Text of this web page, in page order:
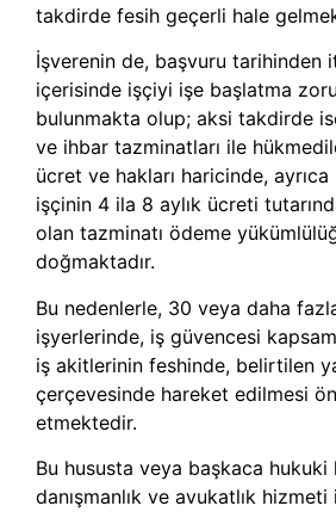
takdirde fesih geçerli hale
İşverenin de, başvuru tarihinden
içerisinde işçiyi işe başlatma
bulunmakta olup; aksi takdirde
ve ihbar tazminatları ile
ücret ve hakları haricinde,
işçinin 4 ila 8 aylık ücreti
olan tazminatı ödeme
doğmaktadır.
Bu nedenlerle, 30 veya daha
işyerlerinde, iş güvencesi
iş akitlerinin feshinde, belirtilen
çerçevesinde hareket edilmesi
etmektedir.
Bu hususta veya başkaca hukuki
danışmanlık ve avukatlık